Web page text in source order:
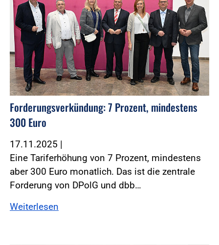
Forderungsverkündung: 7 Prozent, mindestens
300 Euro
17.11.2025 |
Eine Tariferhöhung von 7 Prozent, mindestens
aber 300 Euro monatlich. Das ist die zentrale
Forderung von DPolG und dbb…
Weiterlesen